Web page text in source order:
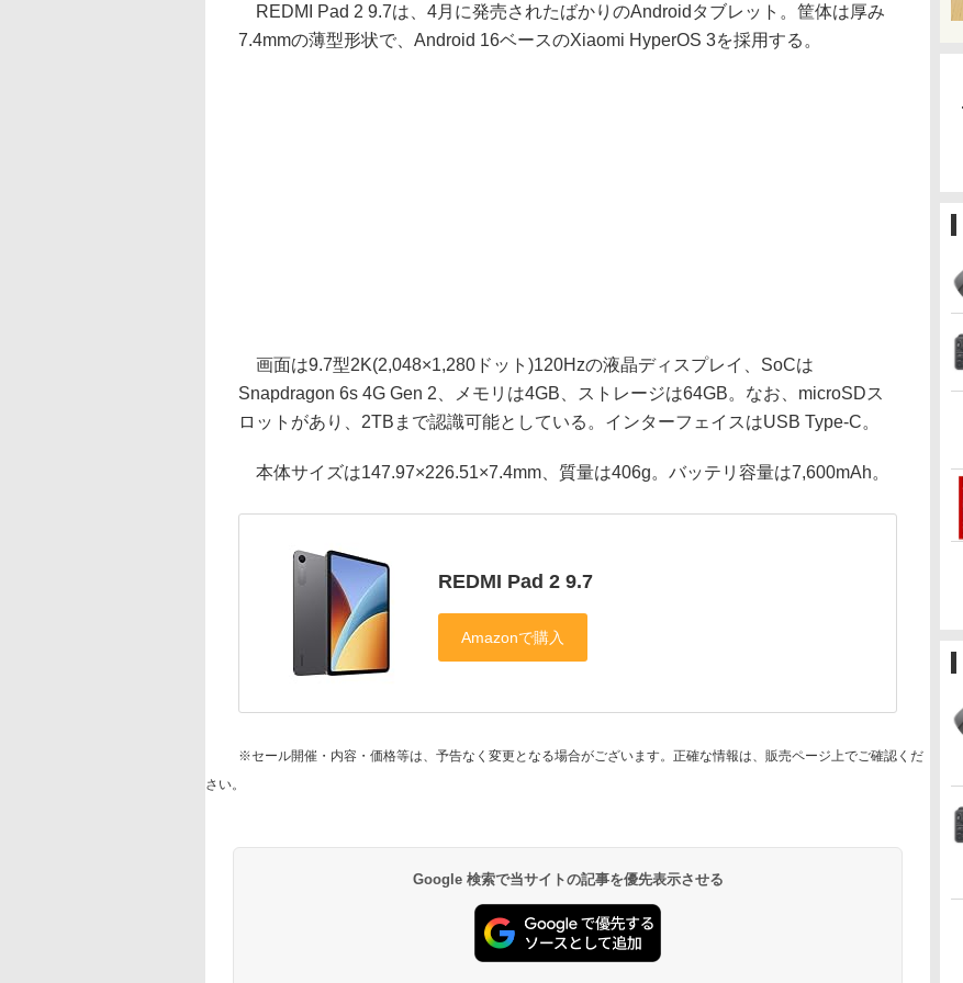
REDMI Pad 2 9.7は、4月に発売されたばかりのAndroidタブレット。筐体は厚み
7.4mmの薄型形状で、Android 16ベースのXiaomi HyperOS 3を採用する。
画面は9.7型2K(2,048×1,280ドット)120Hzの液晶ディスプレイ、SoCは
Snapdragon 6s 4G Gen 2、メモリは4GB、ストレージは64GB。なお、microSDス
ロットがあり、2TBまで認識可能としている。インターフェイスはUSB Type-C。
本体サイズは147.97×226.51×7.4mm、質量は406g。バッテリ容量は7,600mAh。
REDMI Pad 2 9.7
※セール開催・内容・価格等は、予告なく変更となる場合がございます。正確な情報は、販売ページ上でご確認くだ
さい。
Google 検索で当サイトの記事を優先表示させる